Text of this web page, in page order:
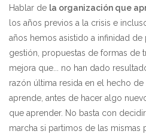
Hablar de la organización que
los años previos a la crisis e
años hemos asistido a infinidad
gestión, propuestas de formas de
mejora que... no han dado
razón última resida en el hecho
aprende, antes de hacer algo
que aprender. No basta con
marcha si partimos de las mismas